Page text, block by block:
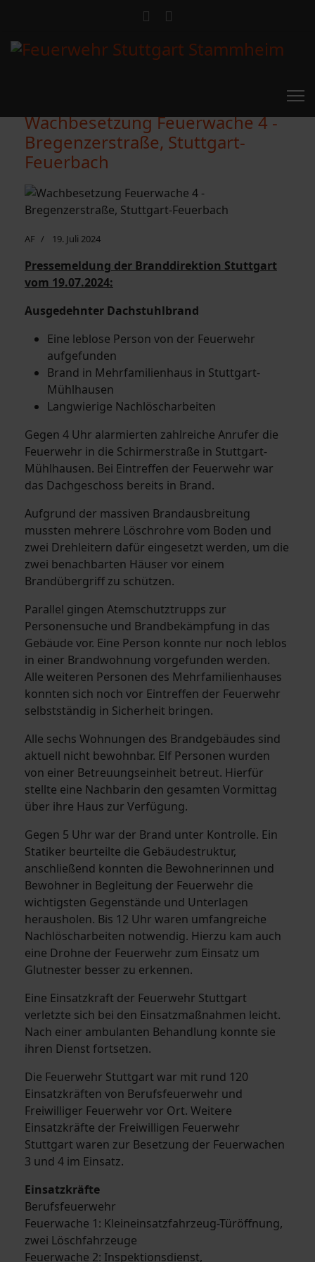
Wachbesetzung Feuerwache 4 -
Bregenzerstraße, Stuttgart-
Feuerbach
AF 19. Juli 2024
Pressemeldung der Branddirektion Stuttgart
vom 19.07.2024:
Ausgedehnter Dachstuhlbrand
Eine leblose Person von der Feuerwehr
aufgefunden
Brand in Mehrfamilienhaus in Stuttgart-
Mühlhausen
Langwierige Nachlöscharbeiten
Gegen 4 Uhr alarmierten zahlreiche Anrufer die
Feuerwehr in die Schirmerstraße in Stuttgart-
Mühlhausen. Bei Eintreffen der Feuerwehr war
das Dachgeschoss bereits in Brand.
Aufgrund der massiven Brandausbreitung
mussten mehrere Löschrohre vom Boden und
zwei Drehleitern dafür eingesetzt werden, um die
zwei benachbarten Häuser vor einem
Brandübergriff zu schützen.
Parallel gingen Atemschutztrupps zur
Personensuche und Brandbekämpfung in das
Gebäude vor. Eine Person konnte nur noch leblos
in einer Brandwohnung vorgefunden werden.
Alle weiteren Personen des Mehrfamilienhauses
konnten sich noch vor Eintreffen der Feuerwehr
selbstständig in Sicherheit bringen.
Alle sechs Wohnungen des Brandgebäudes sind
aktuell nicht bewohnbar. Elf Personen wurden
von einer Betreuungseinheit betreut. Hierfür
stellte eine Nachbarin den gesamten Vormittag
über ihre Haus zur Verfügung.
Gegen 5 Uhr war der Brand unter Kontrolle. Ein
Statiker beurteilte die Gebäudestruktur,
anschließend konnten die Bewohnerinnen und
Bewohner in Begleitung der Feuerwehr die
wichtigsten Gegenstände und Unterlagen
herausholen. Bis 12 Uhr waren umfangreiche
Nachlöscharbeiten notwendig. Hierzu kam auch
eine Drohne der Feuerwehr zum Einsatz um
Glutnester besser zu erkennen.
Eine Einsatzkraft der Feuerwehr Stuttgart
verletzte sich bei den Einsatzmaßnahmen leicht.
Nach einer ambulanten Behandlung konnte sie
ihren Dienst fortsetzen.
Die Feuerwehr Stuttgart war mit rund 120
Einsatzkräften von Berufsfeuerwehr und
Freiwilliger Feuerwehr vor Ort. Weitere
Einsatzkräfte der Freiwilligen Feuerwehr
Stuttgart waren zur Besetzung der Feuerwachen
3 und 4 im Einsatz.
Einsatzkräfte
Berufsfeuerwehr
Feuerwache 1: Kleineinsatzfahrzeug-Türöffnung,
zwei Löschfahrzeuge
Feuerwache 2: Inspektionsdienst,